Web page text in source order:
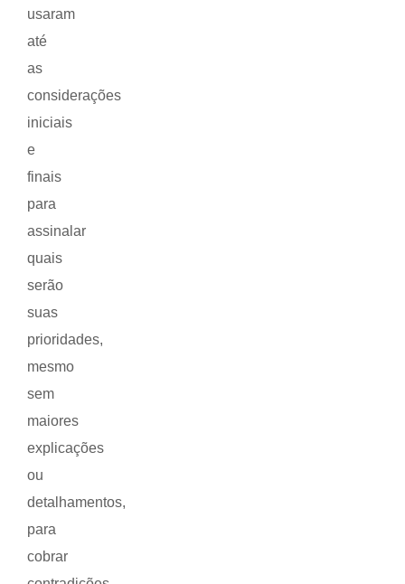
usaram
até
as
considerações
iniciais
e
finais
para
assinalar
quais
serão
suas
prioridades,
mesmo
sem
maiores
explicações
ou
detalhamentos,
para
cobrar